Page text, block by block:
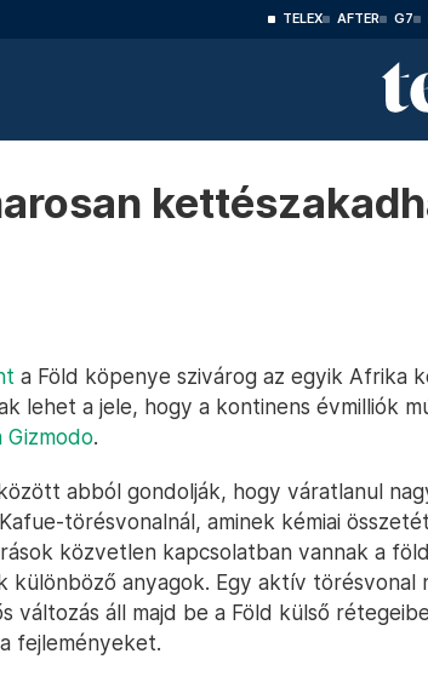
TELEX AFTER G7
a Föld köpenye szivárog az egyik Afrika
lehet a jele, hogy a kontinens évmilliók
Gizmodo.
abból gondolják, hogy váratlanul
törésvonalnál, aminek kémiai
közvetlen kapcsolatban vannak a
különböző anyagok. Egy aktív törésvonal
változás áll majd be a Föld külső
fejleményeket.